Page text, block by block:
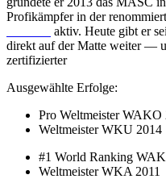
Profikämpfer in der
aktiv. Heute gibt er
direkt auf der Matte weiter —
zertifizierter
Ausgewählte Erfolge:
Pro Weltmeister WAKO
Weltmeister WKU 2014
#1 World Ranking
Weltmeister WKA 2011